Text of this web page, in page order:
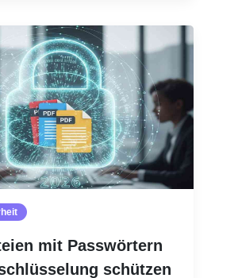
mit Passwörtern
schützen